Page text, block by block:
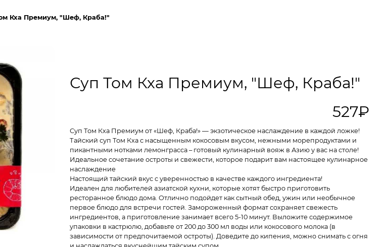
Кха Премиум, "Шеф, Краба!"
Суп Том Кха Премиум, "Шеф, Краба!"
527₽
Суп Том Кха Премиум от «Шеф, Краба!» — экзотическое наслаждение в каждой ложке!
Тайский суп Том Кха с насыщенным кокосовым вкусом, нежными морепродуктами и
пикантными нотками лемонграсса – готовый кулинарный вояж в Азию у вас на столе!
Идеальное сочетание остроты и свежести, которое подарит вам настоящее кулинарное
наслаждение
Настоящий тайский вкус с уверенностью в качестве каждого ингредиента!
Идеален для любителей азиатской кухни, которые хотят быстро приготовить
ресторанное блюдо дома. Отлично подойдет как сытный обед, ужин или необычное
первое блюдо для встречи гостей. Замороженный формат сохраняет свежесть
ингредиентов, а приготовление занимает всего 5-10 минут. Выложите содержимое
упаковки в кастрюлю, добавьте от 200 до 300 мл воды или кокосового молока (в
зависимости от предпочитаемой остроты). Доведите до кипения, можно снимать с огня
и наслаждаться вкуснейшим тайским супом.